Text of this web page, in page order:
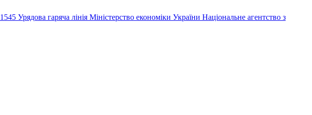
1545 Урядова гаряча лінія Міністерство економіки України Національне агентство з